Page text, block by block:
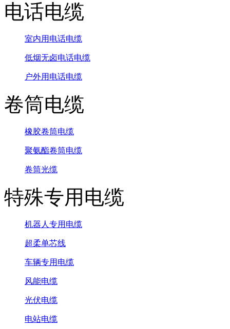
电话电缆
室内用电话电缆
低烟无卤电话电缆
户外用电话电缆
卷筒电缆
橡胶卷筒电缆
聚氨酯卷筒电缆
卷筒光缆
特殊专用电缆
机器人专用电缆
超柔单芯线
车辆专用电缆
风能电缆
光伏电缆
电站电缆